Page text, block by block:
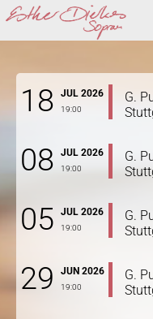
Esther
Dierkes
18 JUL 2026
19:00
G.
08 JUL 2026
19:00
G.
05 JUL 2026
19:00
G.
29 JUN 2026
19:00
G.